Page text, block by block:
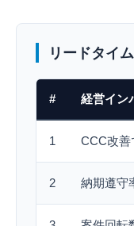
リードタイ
# 経営イン
1 CCC改善
2 納期遵守